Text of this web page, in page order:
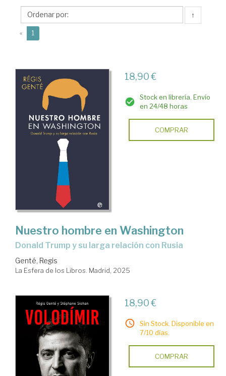
↑
« 1
18,90 €
Stock en librería. Envío
en 24/48 horas
COMPRAR
Nuestro hombre en Washington
Donald Trump y su larga relación con Rusia
Genté, Regis
La Esfera de los Libros. Madrid, 2025
18,90 €
Sin Stock. Disponible en
7/10 días.
COMPRAR